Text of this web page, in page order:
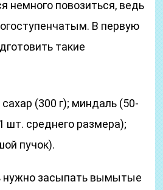
немного повозиться, ведь
В первую
такие
(300 г); миндаль (50-
шт. среднего размера);
пучок).
нужно засыпать вымытые